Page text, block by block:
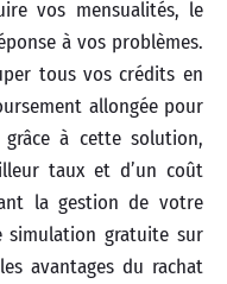
vos mensualités, le
à vos problèmes.
tous vos crédits en
allongée pour
grâce à cette solution,
taux et d’un coût
la gestion de votre
simulation gratuite sur
avantages du rachat